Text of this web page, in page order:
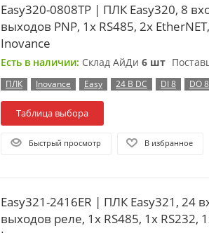
Easy320-0808TP | ПЛК Easy320, 8
выходов PNP, 1x RS485, 2x
Inovance
Есть в наличии: Склад АйДи 6 шт
ПЛК Inovance Easy 24 В DC DI 8 DO 8
Таблица выбора
Быстрый просмотр В избранное
Easy321-2416ER | ПЛК Easy321, 24
выходов реле, 1x RS485, 1x RS232,